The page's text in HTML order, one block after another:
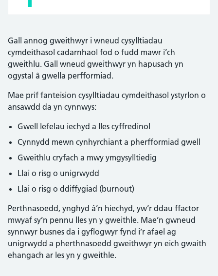
Gall annog gweithwyr i wneud cysylltiadau
cymdeithasol cadarnhaol fod o fudd mawr i’ch
gweithlu. Gall wneud gweithwyr yn hapusach yn
ogystal â gwella perfformiad.
Mae prif fanteision cysylltiadau cymdeithasol ystyrlon o
ansawdd da yn cynnwys:
Gwell lefelau iechyd a lles cyffredinol
Cynnydd mewn cynhyrchiant a pherfformiad gwell
Gweithlu cryfach a mwy ymgysylltiedig
Llai o risg o unigrwydd
Llai o risg o ddiffygiad (burnout)
Perthnasoedd, ynghyd â’n hiechyd, yw’r ddau ffactor
mwyaf sy’n pennu lles yn y gweithle. Mae’n gwneud
synnwyr busnes da i gyflogwyr fynd i’r afael ag
unigrwydd a pherthnasoedd gweithwyr yn eich gwaith
ehangach ar les yn y gweithle.